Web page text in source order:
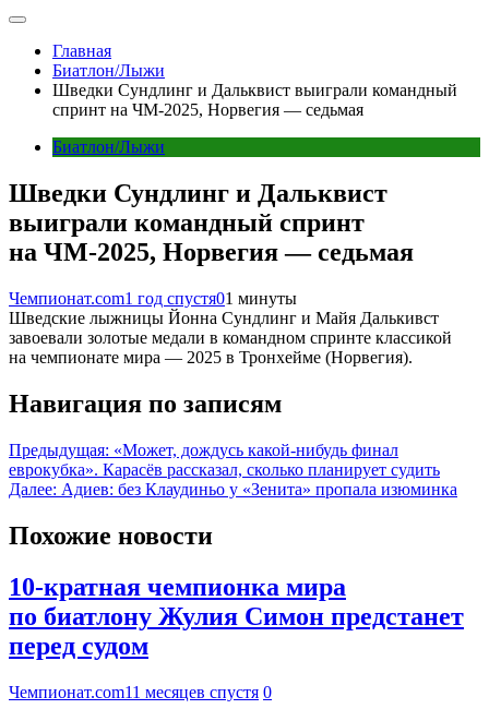
Главная
Биатлон/Лыжи
Шведки Сундлинг и Дальквист выиграли командный
спринт на ЧМ-2025, Норвегия — седьмая
Биатлон/Лыжи
Шведки Сундлинг и Дальквист
выиграли командный спринт
на ЧМ-2025, Норвегия — седьмая
Чемпионат.com1 год спустя01 минуты
Шведские лыжницы Йонна Сундлинг и Майя Далькивст
завоевали золотые медали в командном спринте классикой
на чемпионате мира — 2025 в Тронхейме (Норвегия).
Навигация по записям
Предыдущая: «Может, дождусь какой-нибудь финал
еврокубка». Карасёв рассказал, сколько планирует судить
Далее: Адиев: без Клаудиньо у «Зенита» пропала изюминка
Похожие новости
10-кратная чемпионка мира
по биатлону Жулия Симон предстанет
перед судом
Чемпионат.com11 месяцев спустя 0